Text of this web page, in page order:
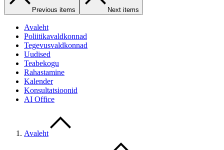
Previous items Next items
Avaleht
Poliitikavaldkonnad
Tegevusvaldkonnad
Uudised
Teabekogu
Rahastamine
Kalender
Konsultatsioonid
AI Office
Avaleht